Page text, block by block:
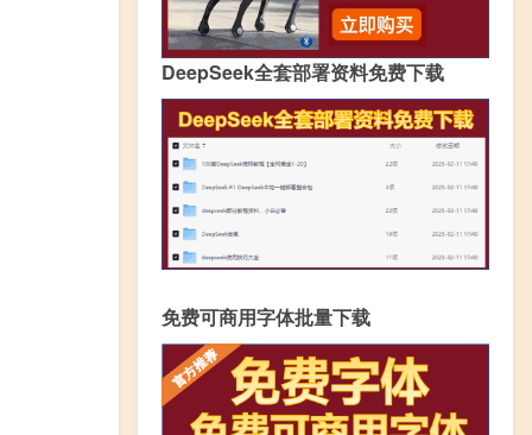
DeepSeek全套部署资料免费下载
免费可商用字体批量下载